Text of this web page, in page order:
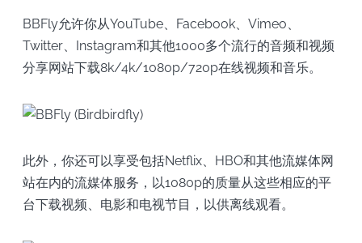
BBFly允许你从YouTube、Facebook、Vimeo、
Twitter、Instagram和其他1000多个流行的音频和视频
分享网站下载8k/4k/1080p/720p在线视频和音乐。
此外，你还可以享受包括Netflix、HBO和其他流媒体网
站在内的流媒体服务，以1080p的质量从这些相应的平
台下载视频、电影和电视节目，以供离线观看。